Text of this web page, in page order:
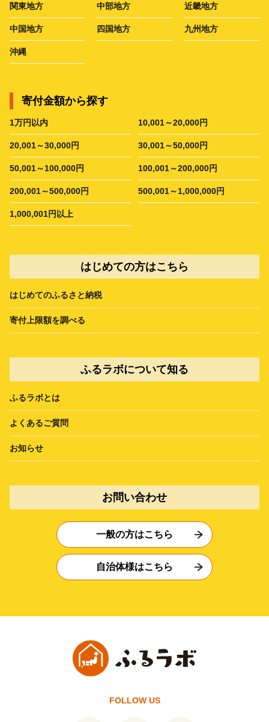
関東地方 中部地方 近畿地方
中国地方 四国地方 九州地方
沖縄
寄付金額から探す
1万円以内 10,001～20,000円
20,001～30,000円 30,001～50,000円
50,001～100,000円 100,001～200,000円
200,001～500,000円 500,001～1,000,000円
1,000,001円以上
はじめての方はこちら
はじめてのふるさと納税
寄付上限額を調べる
ふるラボについて知る
ふるラボとは
よくあるご質問
お知らせ
お問い合わせ
一般の方はこちら
自治体様はこちら
FOLLOW US